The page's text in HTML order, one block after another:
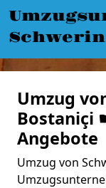
Schwerin
Umzug
Bostaniçi
Angebote
Umzug von